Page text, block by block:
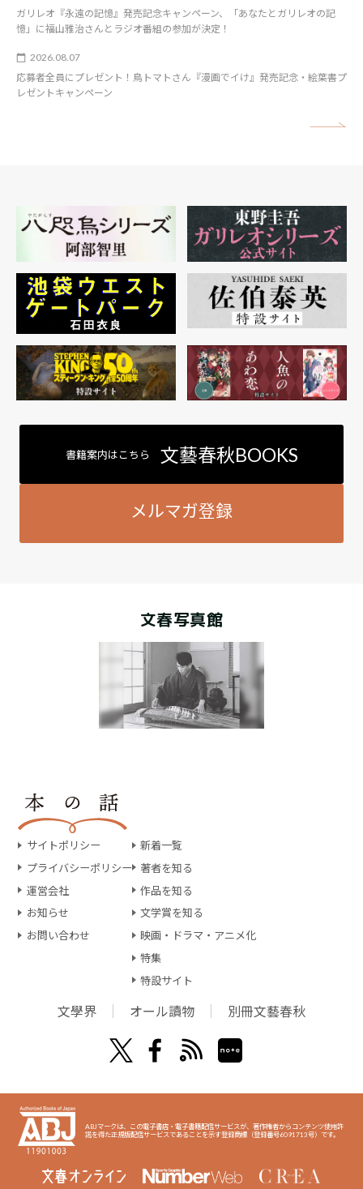
ガリレオ『永遠の記憶』発売記念キャンペーン、「あなたとガリレオの記
憶」に福山雅治さんとラジオ番組の参加が決定！
2026.08.07
応募者全員にプレゼント！鳥トマトさん『漫画でイけ』発売記念・絵葉書プ
レゼントキャンペーン
書籍案内はこちら 文藝春秋BOOKS
メルマガ登録
文春写真館
サイトポリシー
プライバシーポリシー
運営会社
お知らせ
お問い合わせ
新着一覧
著者を知る
作品を知る
文学賞を知る
映画・ドラマ・アニメ化
特集
特設サイト
文學界 オール讀物 別冊文藝春秋
ABJマークは、この電子書店・電子書籍配信サービスが、著作権者からコンテンツ使用許
諾を得た正規版配信サービスであることを示す登録商標（登録番号6091713号）です。